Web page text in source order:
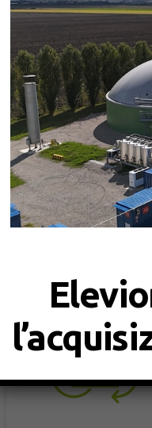
Italia e nel
mercato delle
Chi siamo
Offriamo soluzioni
costruzione, fino